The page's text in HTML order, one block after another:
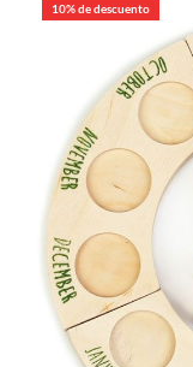
10% de descuento